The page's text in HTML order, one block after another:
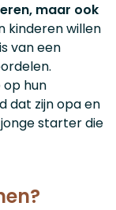
maar ook
kinderen willen
van een
op hun
dat zijn opa en
starter die